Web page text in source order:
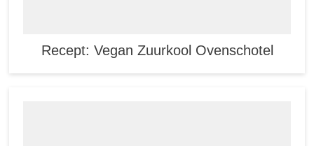
Recept: Vegan Zuurkool Ovenschotel